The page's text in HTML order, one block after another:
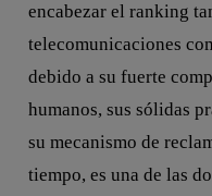
encabezar el ranking
telecomunicaciones
debido a su fuerte
humanos, sus sólidas
su mecanismo de
tiempo, es una de las